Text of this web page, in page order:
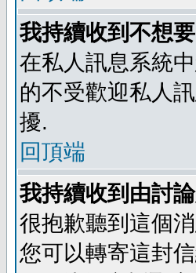
我持續收到不想
在私人訊息系統
的不受歡迎私人
擾.
回頂端
我持續收到由討
很抱歉聽到這個
您可以轉寄這封